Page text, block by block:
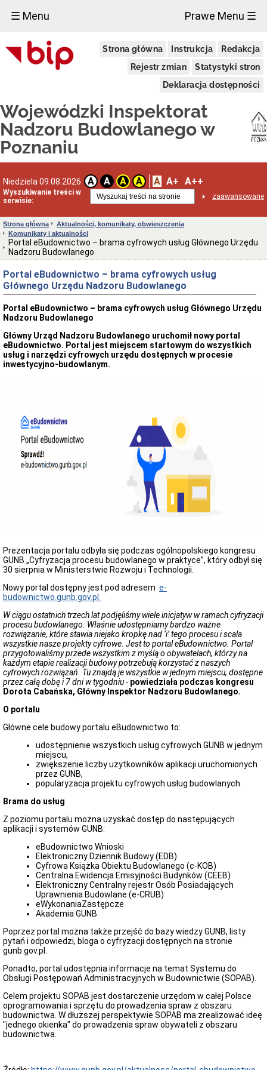
☰ Menu Prawe Menu ☰
Strona główna Instrukcja
Redakcja
Rejestr zmian
Statystyki stron
Deklaracja dostępności
Wojewódzki Inspektorat
Nadzoru Budowlanego w
Poznaniu
Niedziela 09.08.2026 A A A A A A+ A++
Wyszukiwanie treści w
serwisie:
zaawansowane
Wojewódzki
Inspektorat
Nadzoru
Budowlanego
Powstanie
organu
Utworzenie
WINB
w
Poznaniu
i
zakres
działania
budowlanego
Ochrona
Danych
Osobowych
Inspektoracie
Dane
Godziny
urzędowania
Struktura
Inspektoratu
Kierownictwo
Inspektoratu
woj.
wlkp.
Dane
teleadresowe
PINB
aktualności
Obwieszczenia
Dostępność
Deklaracja
dostępności
Koordynator
ds.
dostępności
Plan
działań
-
zapewnienie
dostępności
osobom
ze
szczególnymi
potrzebami
zapewnienia
dostępności
podmiotu
publicznego
-
stan
na
01.01.2021
Wniosek
zapewnienie
dostępności
cyfrowej
Wniosek
zapewnienie
dostępności
architektonicznej
informacyjno-
komunikacyjnej
Zgłoszenie
dotyczące
korzystania
ze
świadczenia
Strona główna
Aktualności, komunikaty, obwieszczenia
Komunikaty i aktualności
Portal eBudownictwo – brama cyfrowych usług Głównego Urzędu
Nadzoru Budowlanego
Portal eBudownictwo – brama cyfrowych usług
Głównego Urzędu Nadzoru Budowlanego
Portal eBudownictwo – brama cyfrowych usług Głównego Urzędu
Nadzoru Budowlanego
Główny Urząd Nadzoru Budowlanego uruchomił nowy portal
eBudownictwo. Portal jest miejscem startowym do wszystkich
usług i narzędzi cyfrowych urzędu dostępnych w procesie
inwestycyjno-budowlanym.
Prezentacja portalu odbyła się podczas ogólnopolskiego kongresu
GUNB „Cyfryzacja procesu budowlanego w praktyce”, który odbył się
30 sierpnia w Ministerstwie Rozwoju i Technologii.
Nowy portal dostępny jest pod adresem e-
budownictwo.gunb.gov.pl.
W ciągu ostatnich trzech lat podjęliśmy wiele inicjatyw w ramach cyfryzacji
procesu budowlanego. Właśnie udostępniamy bardzo ważne
rozwiązanie, które stawia niejako kropkę nad ‘i’ tego procesu i scala
wszystkie nasze projekty cyfrowe. Jest to portal eBudownictwo. Portal
przygotowaliśmy przede wszystkim z myślą o obywatelach, którzy na
każdym etapie realizacji budowy potrzebują korzystać z naszych
cyfrowych rozwiązań. Tu znajdą je wszystkie w jednym miejscu, dostępne
przez całą dobę i 7 dni w tygodniu- powiedziała podczas kongresu
Dorota Cabańska, Główny Inspektor Nadzoru Budowlanego.
O portalu
Główne cele budowy portalu eBudownictwo to:
udostępnienie wszystkich usług cyfrowych GUNB w jednym
miejscu,
zwiększenie liczby użytkowników aplikacji uruchomionych
przez GUNB,
popularyzacja projektu cyfrowych usług budowlanych.
Brama do usług
Z poziomu portalu można uzyskać dostęp do następujących
aplikacji i systemów GUNB:
eBudownictwo Wnioski
Elektroniczny Dziennik Budowy (EDB)
Cyfrowa Książka Obiektu Budowlanego (c-KOB)
Centralna Ewidencja Emisyjności Budynków (CEEB)
Elektroniczny Centralny rejestr Osób Posiadających
Uprawnienia Budowlane (e-CRUB)
eWykonaniaZastępcze
Akademia GUNB
Poprzez portal można także przejść do bazy wiedzy GUNB, listy
pytań i odpowiedzi, bloga o cyfryzacji dostępnych na stronie
gunb.gov.pl.
Ponadto, portal udostępnia informacje na temat Systemu do
Obsługi Postępowań Administracyjnych w Budownictwie (SOPAB).
Celem projektu SOPAB jest dostarczenie urzędom w całej Polsce
oprogramowania i sprzętu do prowadzenia spraw z obszaru
budownictwa. W dłuższej perspektywie SOPAB ma zrealizować ideę
"jednego okienka" do prowadzenia spraw obywateli z obszaru
budownictwa.
×